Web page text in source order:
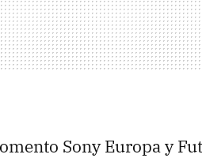
Sony Europa y